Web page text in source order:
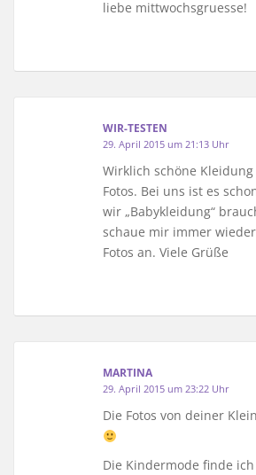
liebe mittwochsgruesse!
WIR-TESTEN
29. April 2015 um 21:13 Uhr
Wirklich schöne
Fotos. Bei uns ist es
wir „Babykleidung“
schaue mir immer
Fotos an. Viele Grüße
MARTINA
29. April 2015 um 23:22 Uhr
Die Fotos von deiner
Die Kindermode finde